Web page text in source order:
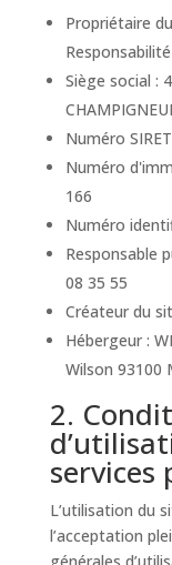
Propriétaire
Siège social :
Numéro
Numéro
166
Numéro
Responsable
08 35 55
Créateur du
Hébergeur :
Wilson 93100
2.
services
L’utilisation du
l’acceptation